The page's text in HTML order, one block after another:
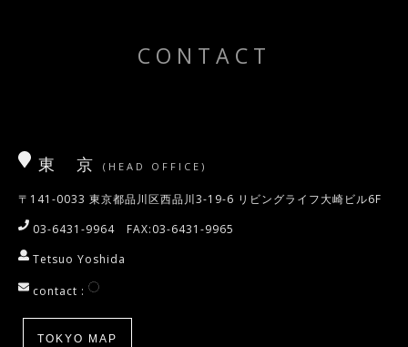
CONTACT
東 京 (HEAD OFFICE)
〒141-0033 東京都品川区西品川3-19-6 リビングライフ大崎ビル6F
03-6431-9964 FAX:03-6431-9965
Tetsuo Yoshida
contact :
TOKYO MAP